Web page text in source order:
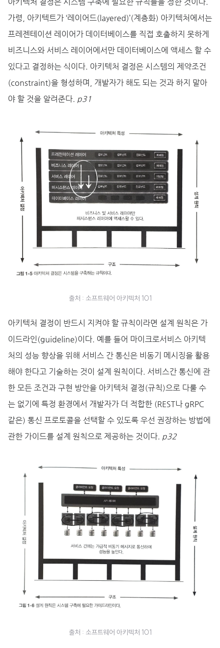
가령, 아키텍트가 ‘레이어드(layered)’(계층화) 아키텍처에서는
프레젠테이션 레이어가 데이터베이스를 직접 호출하지 못하게
비즈니스와 서비스 레이어에서만 데이터베이스에 액세스 할 수
있다고 결정하는 식이다. 아키텍처 결정은 시스템의 제약조건
(constraint)을 형성하며, 개발자가 해도 되는 것과 하지 말아
야 할 것을 알려준다. p31
출처 : 소프트웨어 아키텍처 101
아키텍처 결정이 반드시 지켜야 할 규칙이라면 설계 원칙은 가
이드라인(guideline)이다. 예를 들어 마이크로서비스 아키텍
처의 성능 향상을 위해 서비스 간 통신은 비동기 메시징을 활용
해야 한다고 기술하는 것이 설계 원칙이다. 서비스간 통신에 관
한 모든 조건과 구현 방안을 아키텍처 결정(규칙)으로 다룰 수
는 없기에 특정 환경에서 개발자가 더 적합한 (REST나 gRPC
같은) 통신 프로토콜을 선택할 수 있도록 우선 권장하는 방법에
관한 가이드를 설계 원칙으로 제공하는 것이다. p32
출처 : 소프트웨어 아키텍처 101